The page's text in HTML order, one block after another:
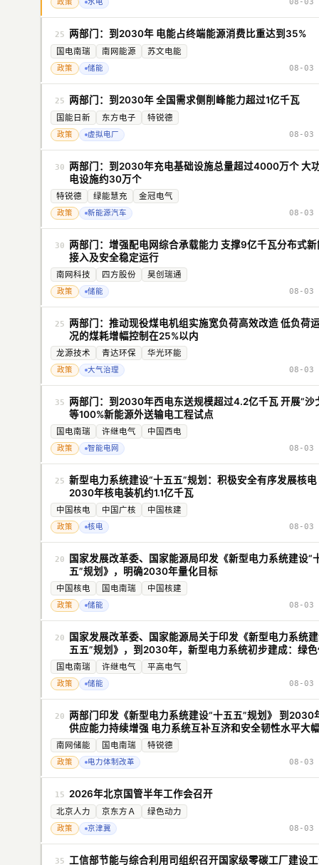
25 两部门：到2030年 电能占终端能源消费比重达到35%
国电南瑞 南网能源 苏文电能
政策 储能 08-03
25 两部门：到2030年 全国需求侧削峰能力超过1亿千瓦
国能日新 东方电子 特锐德
政策 虚拟电厂 08-03
30 两部门：到2030年充电基础设施总量超过4000万个 大
电设施约30万个
特锐德 绿能慧充 金冠电气
政策 新能源汽车 08-03
30 两部门：增强配电网综合承载能力 支撑9亿千瓦分布式新
接入及安全稳定运行
南网科技 四方股份 昊创瑞通
政策 储能 08-03
25 两部门：推动现役煤电机组实施宽负荷高效改造 低负荷
况的煤耗增幅控制在25%以内
龙源技术 青达环保 华光环能
政策 大气治理 08-03
35 两部门：到2030年西电东送规模超过4.2亿千瓦 开展“沙
等100%新能源外送输电工程试点
国电南瑞 许继电气 中国西电
政策 智能电网 08-03
25 新型电力系统建设“十五五”规划：积极安全有序发展核电
2030年核电装机约1.1亿千瓦
中国核电 中国广核 中国核建
政策 核电 08-03
20
国家发展改革委、国家能源局印发《新型电力系统建设“
五”规划》，明确2030年量化目标
中国核电 国电南瑞 中国核建
政策 储能 08-03
20
国家发展改革委、国家能源局关于印发《新型电力系统
五五”规划》，到2030年，新型电力系统初步建成：绿
的电力供给格局基本形成，非化石能源发电量占比达到
电力供应能力持续增强，电力系统互补互济和安全韧性
幅提升，电力供应充裕度保持合理水平，有效满足经济
展和人民群众美好生活的用电需要；初步建成安全可靠
低碳、坚强韧性、智能灵活的新型电网，资源配置平台
服务功能充分发挥，实现28亿千瓦。
国电南瑞 许继电气 平高电气
政策 储能 08-03
20 两部门印发《新型电力系统建设“十五五”规划》 到2030
供应能力持续增强 电力系统互补互济和安全韧性水平大
南网储能 国电南瑞 特锐德
政策 电力体制改革 08-03
15 2026年北京国管半年工作会召开
北京人力 京东方Ａ 绿色动力
政策 京津冀 08-03
35 工信部节能与综合利用司组织召开国家级零碳工厂建设